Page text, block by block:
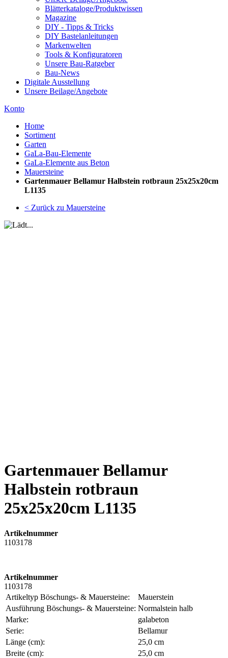
Blätterkataloge/Produktwissen
Magazine
DIY - Tipps & Tricks
DIY Bastelanleitungen
Markenwelten
Tools & Konfiguratoren
Unsere Bau-Ratgeber
Bau-News
Digitale Ausstellung
Unsere Beilage/Angebote
Konto
Home
Sortiment
Garten
GaLa-Bau-Elemente
GaLa-Elemente aus Beton
Mauersteine
Gartenmauer Bellamur Halbstein rotbraun 25x25x20cm
L1135
< Zurück zu Mauersteine
Gartenmauer Bellamur
Halbstein rotbraun
25x25x20cm L1135
Artikelnummer
1103178
Artikelnummer
1103178
Artikeltyp Böschungs- & Mauersteine:
Mauerstein
Ausführung Böschungs- & Mauersteine: Normalstein halb
Marke:
galabeton
Serie:
Bellamur
Länge (cm):
25,0 cm
Breite (cm):
25,0 cm